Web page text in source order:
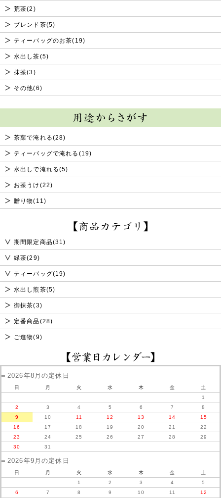
荒茶(2)
ブレンド茶(5)
ティーバッグのお茶(19)
水出し茶(5)
抹茶(3)
その他(6)
茶葉で淹れる(28)
ティーバッグで淹れる(19)
水出しで淹れる(5)
お茶うけ(22)
贈り物(11)
期間限定商品(31)
緑茶(29)
ティーバッグ(19)
水出し煎茶(5)
御抹茶(3)
定番商品(28)
ご進物(9)
2026年8月の定休日
日 月 火 水 木 金
土
1
2
3 4 5 6 7
8
9
10 11 12 13 14
15
16
17 18 19 20 21
22
23
24 25 26 27 28
29
30
31
2026年9月の定休日
日 月 火 水 木 金
土
1
2 3 4
5
6
7 8 9 10 11
12
本日より送料無料金額が5,800円以上に変更となりました。
2025年05月07日 新商品アップしました!
新茶の特撰セット、今月の逸品、厳選茶器などをアップいたしましたので、ぜひお
試しください。
2025年03月14日 新茶 ご予約承り中!
本日より新茶のご予約が始まりました。
新商品アップしました!
で、ぜひお試しください。
2026年05月12日 プレゼント入荷待ちのお知らせ
申し訳ございませんが、プレゼントの「とろろちりめん」は
入荷待ちとなります。15日(金)入荷予定です。
ご了承くださいませ。
2025年02月21日
2025年01月24日 新商品アップいたしました!
期間限定の特別茶「品評会入賞茶」や「さえみどり」、早春のお試し特撰セット、
今月の逸品、早春の厳選茶器などをアップいたしましたので、ぜひお試しくださ
2025年01月06日
旧年は格別なご愛顧を賜り厚く御礼申し上げます。
本年も美味しいお茶をお届けできますよう
社員一同、さらに精進してまいります。
深蒸し茶の初売り特撰セット、厳選急須、今月の逸品等をアップいたしましたの
で、ぜひお試しください。
プレゼント入荷待ちのお知らせ
入荷待ちとなります。(1/29(木)入荷予定です。)
ご了承くださいませ。
また「吉祥花深鉢」「餅入りもなか」でしたら、直ぐの発送が出来ます。
よろしくお願いいたします。
2024年11月15日 新商品アップいたしました!
期間限定の特別茶「品評会入賞茶」や「蔵出し煎茶」、冬のお試し特撰セット、今
月の逸品、冬の厳選茶器などをアップいたしましたので、ぜひお試しください。
プレゼントの『野の花マグ 黄色』は大変ご好評の為、終了いたしました。
代品としまして色違いの青をご用意いたしました。
ご了承くださいませ。